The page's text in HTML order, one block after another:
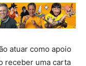
atuar como apoio
receber uma carta